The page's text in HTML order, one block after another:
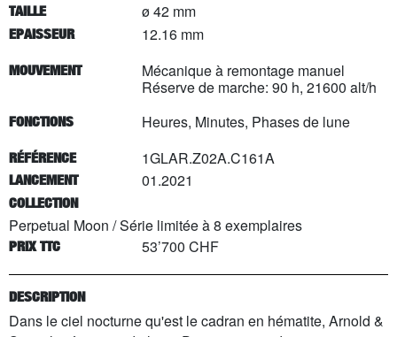
TAILLE ø 42 mm
EPAISSEUR 12.16 mm
MOUVEMENT
Mécanique à remontage manuel
Réserve de marche: 90 h, 21600 alt/h
FONCTIONS Heures, Minutes, Phases de lune
RÉFÉRENCE 1GLAR.Z02A.C161A
LANCEMENT 01.2021
COLLECTION
Perpetual Moon /Série limitée à8 exemplaires
PRIX TTC 53’700 CHF
DESCRIPTION
Dans le ciel nocturne qu'est le cadran en hématite, Arnold &